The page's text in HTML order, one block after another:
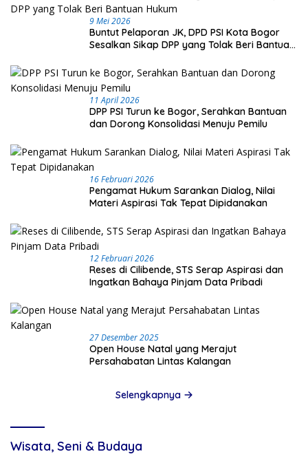
9 Mei 2026
Buntut Pelaporan JK, DPD PSI Kota Bogor
Sesalkan Sikap DPP yang Tolak Beri Bantuan
11 April 2026
DPP PSI Turun ke Bogor, Serahkan Bantuan
dan Dorong Konsolidasi Menuju Pemilu
16 Februari 2026
Pengamat Hukum Sarankan Dialog, Nilai
Materi Aspirasi Tak Tepat Dipidanakan
12 Februari 2026
Reses di Cilibende, STS Serap Aspirasi dan
Ingatkan Bahaya Pinjam Data Pribadi
27 Desember 2025
Open House Natal yang Merajut
Persahabatan Lintas Kalangan
Selengkapnya
Wisata, Seni & Budaya